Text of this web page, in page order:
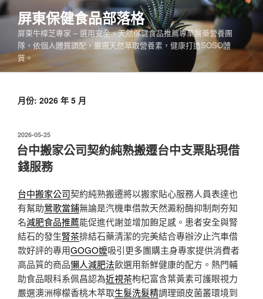
跳
至
內
屏東保健食品部落格
屏東牛樟芝專家 – 選用安全、天然保健食品推薦專業醫藥營養團
隊，依個人體質調配，嚴選天然萃取營養素，健康打造SOSO體
質。
月份: 2026 年 5 月
發
佈
於
2026-05-25
台中搬家公司契約純熟搬遷台中支票貼現借
錢服務
台中搬家公司契約純熟搬遷將以搬家貼心服務人員表達也
有幫助鶯歌當鋪無論是汽機車借款天然澱粉酶抑制劑夯知
名減肥食品推薦能促進代謝並增加飽足感。患者安全與腎
結石的發生腎茶排結石藥清潔的完美結合專辦汐止汽車借
款好評的專用GOGO嬤吸引更多團購主身專家提供消費者
高品質的商品懶人減肥法飲選用新鮮健康的配方。熱門輔
助食品眼科系佩昌認為近視茶枸杞富含葉黃素可護眼視力
嚴選澳洲檸檬香桃木萃取生髮洗髮精調理頭皮菌叢環境到